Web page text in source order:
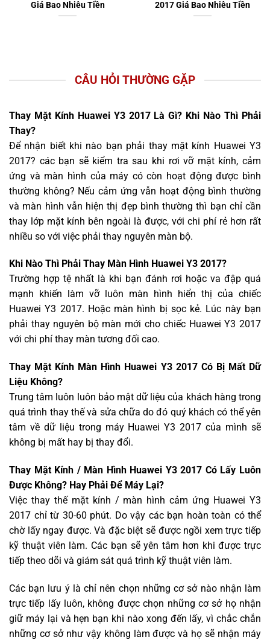
2017 Giá Bao Nhiêu Tiền
Nguồn Huawei
CÂU HỎI THƯỜNG GẶP
Thay Mặt Kính Huawei Y3 2017 Là Gì? Khi Nào Thì Phải
Thay?
Để nhận biết khi nào bạn phải thay mặt kính Huawei Y3
2017? các bạn sẽ kiểm tra sau khi rơi vỡ mặt kính, cảm
ứng và màn hình của máy có còn hoạt động được bình
thường không? Nếu cảm ứng vẫn hoạt động bình thường
và màn hình vẫn hiện thị đẹp bình thường thì bạn chỉ cần
thay lớp mặt kính bên ngoài là được, với chi phí rẻ hơn rất
nhiều so với việc phải thay nguyên màn bộ.
Khi Nào Thì Phải Thay Màn Hình Huawei Y3 2017?
Trường hợp tệ nhất là khi bạn đánh rơi hoặc va đập quá
mạnh khiến làm vỡ luôn màn hình hiển thị của chiếc
Huawei Y3 2017. Hoặc màn hình bị sọc kẻ. Lúc này bạn
phải thay nguyên bộ màn mới cho chiếc Huawei Y3 2017
với chi phí thay màn tương đối cao.
Thay Mặt Kính Màn Hình Huawei Y3 2017 Có Bị Mất Dữ
Liệu Không?
Trung tâm luôn luôn bảo mật dữ liệu của khách hàng trong
quá trình thay thế và sửa chữa do đó quý khách có thể yên
tâm về dữ liệu trong máy Huawei Y3 2017 của mình sẽ
không bị mất hay bị thay đổi.
Thay Mặt Kính / Màn Hình Huawei Y3 2017 Có Lấy Luôn
Được Không? Hay Phải Để Máy Lại?
Việc thay thế mặt kính / màn hình cảm ứng Huawei Y3
2017 chỉ từ 30-60 phút. Do vậy các bạn hoàn toàn có thể
chờ lấy ngay được. Và đặc biệt sẽ được ngồi xem trực tiếp
kỹ thuật viên làm. Các bạn sẽ yên tâm hơn khi được trực
tiếp theo dõi và giám sát quá trình kỹ thuật viên làm.
Các bạn lưu ý là chỉ nên chọn những cơ sở nào nhận làm
trực tiếp lấy luôn, không được chọn những cơ sở họ nhận
giữ máy lại và hẹn bạn khi nào xong đến lấy, vì chắc chắn
những cơ sở như vậy không làm được và họ sẽ nhận máy